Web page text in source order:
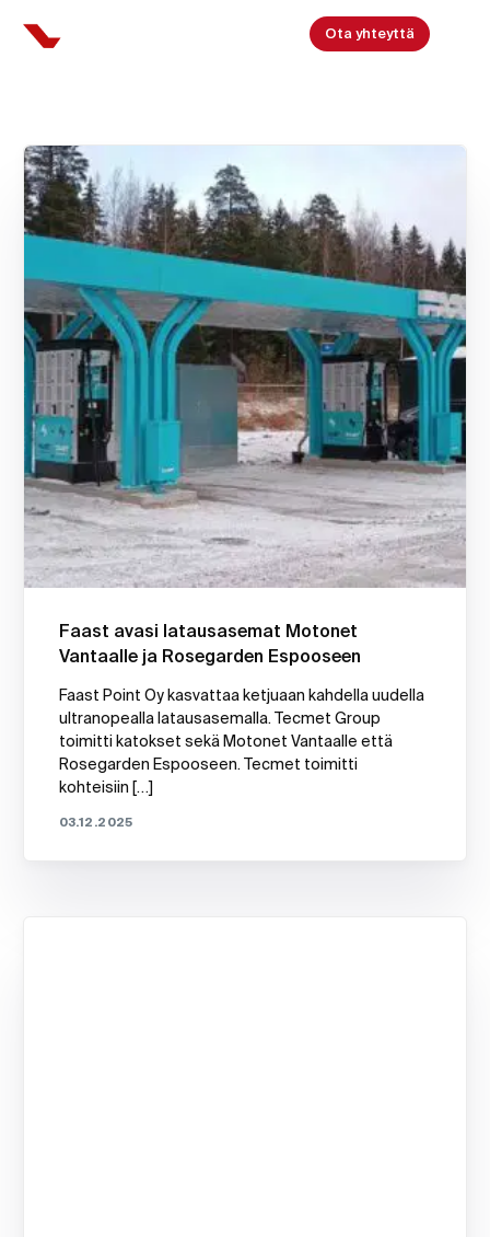
Ota yhteyttä
Faast avasi latausasemat Motonet
Vantaalle ja Rosegarden Espooseen
Faast Point Oy kasvattaa ketjuaan kahdella uudella
ultranopealla latausasemalla. Tecmet Group
toimitti katokset sekä Motonet Vantaalle että
Rosegarden Espooseen. Tecmet toimitti
kohteisiin […]
03.12.2025